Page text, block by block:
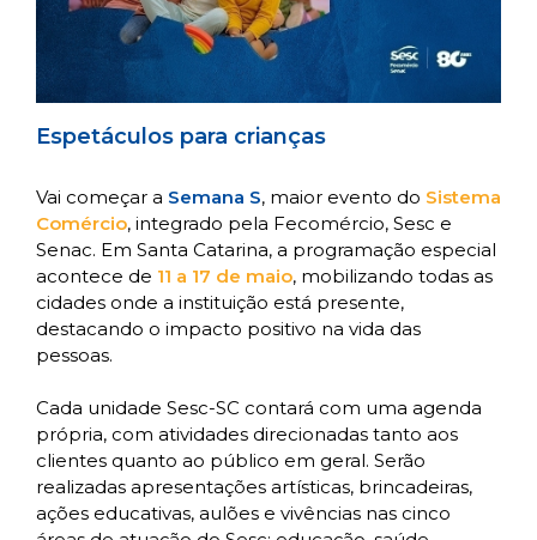
Espetáculos para crianças
Vai começar a Semana S, maior evento do Sistema
Comércio, integrado pela Fecomércio, Sesc e
Senac. Em Santa Catarina, a programação especial
acontece de 11 a 17 de maio, mobilizando todas as
cidades onde a instituição está presente,
destacando o impacto positivo na vida das
pessoas.
Cada unidade Sesc-SC contará com uma agenda
própria, com atividades direcionadas tanto aos
clientes quanto ao público em geral. Serão
realizadas apresentações artísticas, brincadeiras,
ações educativas, aulões e vivências nas cinco